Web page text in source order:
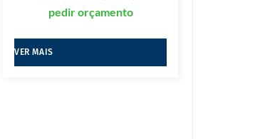
pedir orçamento
VER MAIS